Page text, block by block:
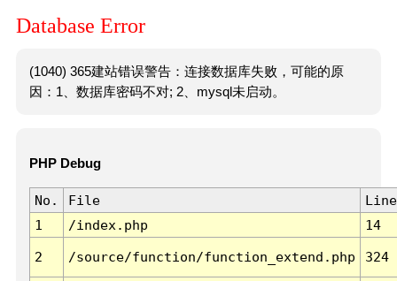
Database Error
(1040) 365建站错误警告：连接数据库失败，可能的原
因：1、数据库密码不对; 2、mysql未启动。
PHP Debug
No. File
Line
1
/index.php 14
2 /source/function/function_extend.php 324